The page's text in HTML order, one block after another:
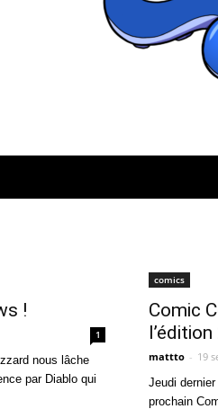
!
1
nous lâche
par Diablo qui
comics
Comic
mattto - 19
Jeudi
prochain